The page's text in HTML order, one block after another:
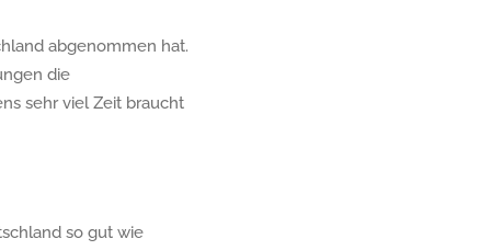
abgenommen hat.
die
sehr viel Zeit braucht
so gut wie